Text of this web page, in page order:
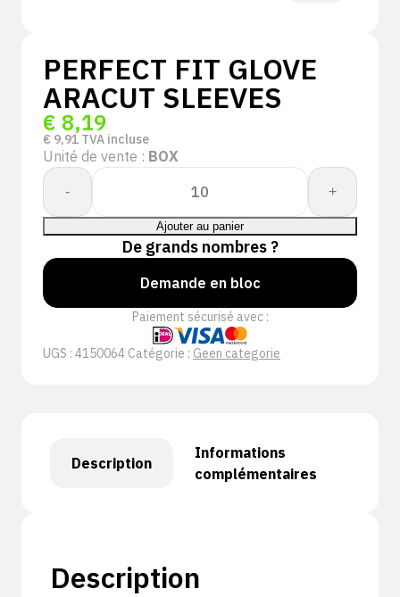
PERFECT FIT GLOVE
ARACUT SLEEVES
€ 8,19
€ 9,91 TVA incluse
Unité de vente : BOX
-
quantité
PERFECT
FIT
GLOVE
SLEEVES
+
Ajouter au panier
De grands nombres ?
Demande en bloc
Paiement sécurisé avec :
UGS : 4150064 Catégorie : Geen categorie
Description
Informations
complémentaires
Description